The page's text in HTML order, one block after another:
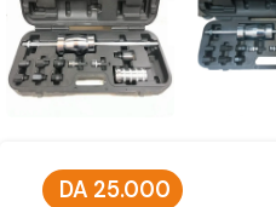
DA 25.000